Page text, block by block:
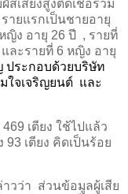
สเสี่ยงสูงติดเชื้อรวม
ายแรกเป็นชายอายุ
ญิง อายุ 26 ปี
, รายที่
ละรายที่ 6 หญิง อายุ
ประกอบด้วยบริษัท
ใจเจริญยนต์ และ
เตียง ใช้ไปแล้ว
93 เตียง คิดเป็นร้อย
วว่า ส่วนข้อมูลผู้เสีย